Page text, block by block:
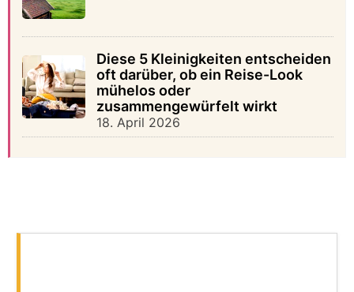
Diese 5 Kleinigkeiten entscheiden
oft darüber, ob ein Reise-Look
mühelos oder
zusammengewürfelt wirkt
18. April 2026